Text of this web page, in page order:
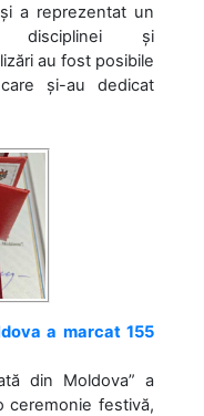
a reprezentat un
disciplinei și
au fost posibile
și-au dedicat
a marcat 155
din Moldova” a
ceremonie festivă,